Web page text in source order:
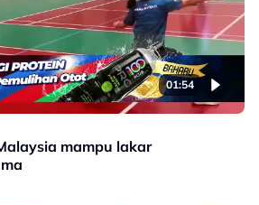
01:54
mampu lakar